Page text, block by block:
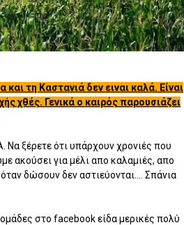
τη Καστανιά δεν ειναι καλά. Είναι
χθές. Γενικά ο καιρός παρουσιάζει
ξέρετε ότι υπάρχουν χρονιές που
ακούσει για μέλι απο καλαμιές, απο
δώσουν δεν αστιεύονται.... Σπάνια
στο facebook είδα μερικές πολύ